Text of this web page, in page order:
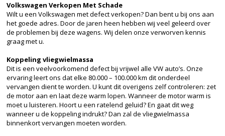
Volkswagen Verkopen Met Schade
Wilt u een Volkswagen met defect verkopen? Dan bent u bij ons aan
het goede adres. Door de jaren heen hebben wij veel geleerd over
de problemen bij deze wagens. Wij delen onze verworven kennis
graag met u.
Koppeling vliegwielmassa
Dit is een veelvoorkomend defect bij vrijwel alle VW auto’s. Onze
ervaring leert ons dat elke 80.000 – 100.000 km dit onderdeel
vervangen dient te worden. U kunt dit overigens zelf controleren: zet
de motor aan en laat deze warm lopen. Wanneer de motor warm is
moet u luisteren. Hoort u een ratelend geluid? En gaat dit weg
wanneer u de koppeling indrukt? Dan zal de vliegwielmassa
binnenkort vervangen moeten worden.